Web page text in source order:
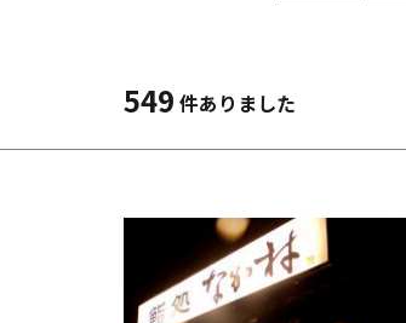
韓国料理
その他グルメ
金沢市他・野々市・白山・内
549 件ありました